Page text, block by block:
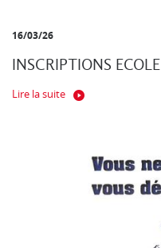
16/03/26
INSCRIPTIONS ECOLE
Lire la suite